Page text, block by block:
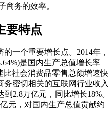
商务的效率。
要特点
一个重要增长点。2014年，
是国内生产总值增长率
比社会消费品零售总额增速快
务密切相关的互联网行业收入
2.8万亿元，同比增长18%。
元，对国内生产总值贡献约